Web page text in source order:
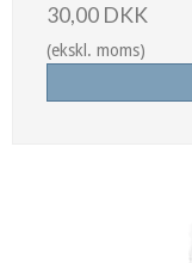
30,00 DKK
(ekskl. moms)